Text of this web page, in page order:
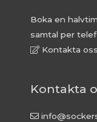
Boka en
samtal per
Kontakta
Kontakta